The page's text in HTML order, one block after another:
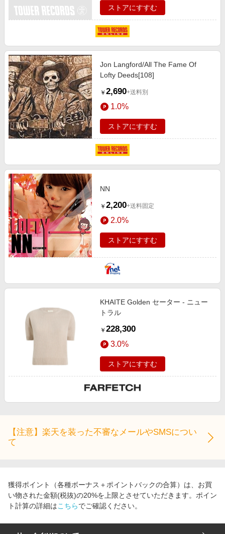
ストアにすすむ
Jon Langford/All The Fame Of
Lofty Deeds[108]
￥ 2,690+送料別
1.0%
ストアにすすむ
NN
￥ 2,200+送料固定
2.0%
ストアにすすむ
KHAITE Golden セーター - ニュー
トラル
￥ 228,300
3.0%
ストアにすすむ
【注意】楽天を装った不審なメールやSMSについ
て
獲得ポイント（各種ボーナス＋ポイントバックの合算）は、お買
い物された金額(税抜)の20%を上限とさせていただきます。ポイン
ト計算の詳細はこちらでご確認ください。